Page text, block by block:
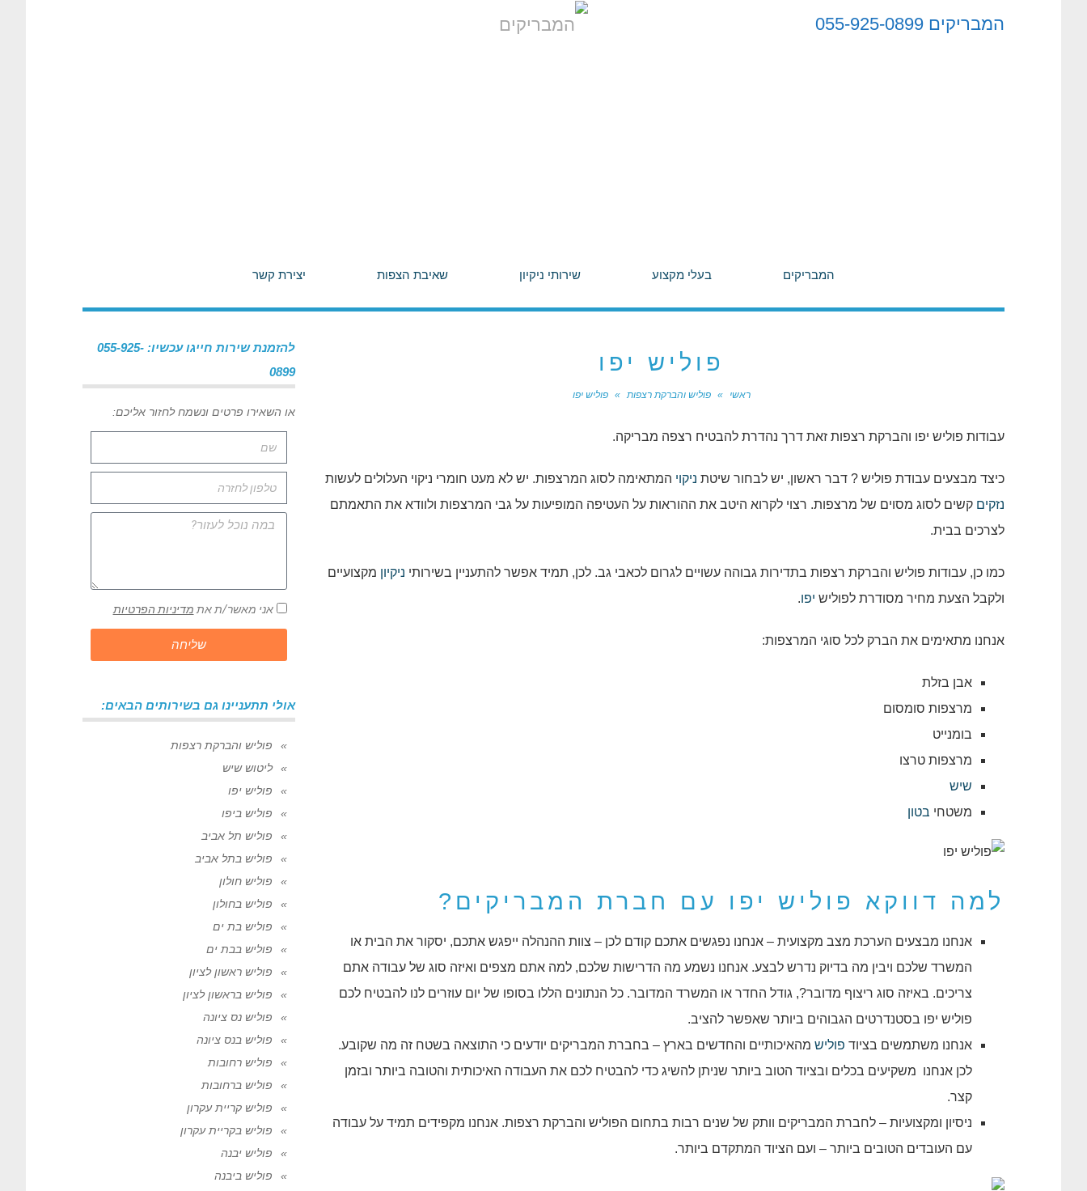
המבריקים 055-925-0899
המבריקים בעלי מקצוע שירותי ניקיון שאיבת הצפות יצירת קשר
פוליש יפו
ראשי » פוליש והברקת רצפות » פוליש יפו
עבודות פוליש יפו והברקת רצפות זאת דרך נהדרת להבטיח רצפה מבריקה.
כיצד מבצעים עבודת פוליש ? דבר ראשון, יש לבחור שיטת ניקוי המתאימה לסוג המרצפות. יש לא מעט חומרי ניקוי העלולים לעשות
נזקים קשים לסוג מסוים של מרצפות. רצוי לקרוא היטב את ההוראות על העטיפה המופיעות על גבי המרצפות ולוודא את התאמתם
לצרכים בבית.
כמו כן, עבודות פוליש והברקת רצפות בתדירות גבוהה עשויים לגרום לכאבי גב. לכן, תמיד אפשר להתעניין בשירותי ניקיון מקצועיים
ולקבל הצעת מחיר מסודרת לפוליש יפו.
אנחנו מתאימים את הברק לכל סוגי המרצפות:
אבן בזלת
מרצפות סומסום
בומנייט
מרצפות טרצו
שיש
משטחי בטון
למה דווקא פוליש יפו עם חברת המבריקים?
אנחנו מבצעים הערכת מצב מקצועית – אנחנו נפגשים אתכם קודם לכן – צוות ההנהלה ייפגש אתכם, יסקור את הבית או
המשרד שלכם ויבין מה בדיוק נדרש לבצע. אנחנו נשמע מה הדרישות שלכם, למה אתם מצפים ואיזה סוג של עבודה אתם
צריכים. באיזה סוג ריצוף מדובר?, גודל החדר או המשרד המדובר. כל הנתונים הללו בסופו של יום עוזרים לנו להבטיח לכם
פוליש יפו בסטנדרטים הגבוהים ביותר שאפשר להציב.
אנחנו משתמשים בציוד פוליש מהאיכותיים והחדשים בארץ – בחברת המבריקים יודעים כי התוצאה בשטח זה מה שקובע.
לכן אנחנו משקיעים בכלים ובציוד הטוב ביותר שניתן להשיג כדי להבטיח לכם את העבודה האיכותית והטובה ביותר ובזמן
קצר.
ניסיון ומקצועיות – לחברת המבריקים וותק של שנים רבות בתחום הפוליש והברקת רצפות. אנחנו מקפידים תמיד על עבודה
עם העובדים הטובים ביותר – ועם הציוד המתקדם ביותר.
להזמנת שירות חייגו עכשיו: 055-925-
0899
או השאירו פרטים ונשמח לחזור אליכם:
אני מאשר/ת את מדיניות הפרטיות
שליחה
אולי תתעניינו גם בשירותים הבאים:
פוליש והברקת רצפות
ליטוש שיש
פוליש יפו
פוליש ביפו
פוליש תל אביב
פוליש בתל אביב
פוליש חולון
פוליש בחולון
פוליש בת ים
פוליש בבת ים
פוליש ראשון לציון
פוליש בראשון לציון
פוליש נס ציונה
פוליש בנס ציונה
פוליש רחובות
פוליש ברחובות
פוליש קריית עקרון
פוליש בקריית עקרון
פוליש יבנה
פוליש ביבנה